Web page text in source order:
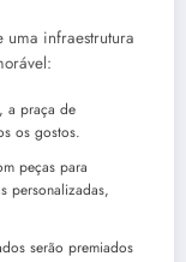
uma infraestrutura
a praça de
os gostos.
peças para
personalizadas,
serão premiados